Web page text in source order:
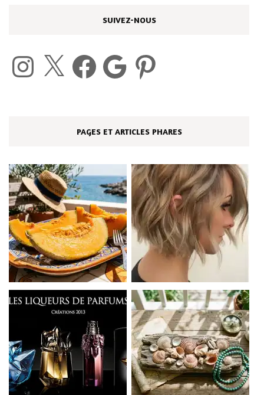
SUIVEZ-NOUS
Instagram Facebook Google Pinterest
PAGES ET ARTICLES PHARES